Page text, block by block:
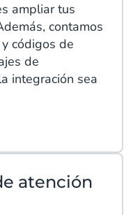
ampliar tus
contamos
códigos de
de
integración sea
atención